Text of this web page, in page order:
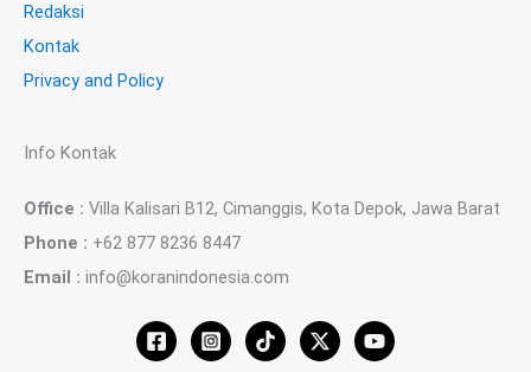
Redaksi
Kontak
Privacy and Policy
Info Kontak
Office : Villa Kalisari B12, Cimanggis, Kota Depok, Jawa Barat
Phone : +62 877 8236 8447
Email : info@koranindonesia.com